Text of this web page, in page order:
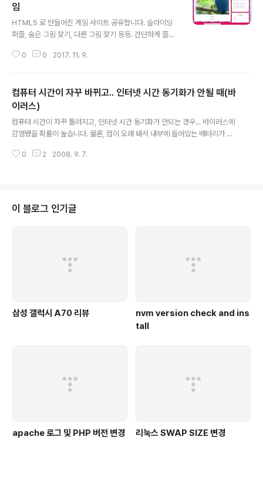
임
HTML5 로 만들어진 게임 사이트 공유합니다. 슬라이딩
퍼즐, 숨은 그림 찾기, 다른 그림 찾기 등등. 간단하게 즐길
로 설치할 필요도 없고, 브라우저에서 바로 실행됩니다. P
나 설치가 전혀 필요없습니다. http://www.funtop.info
0 0 2017. 11. 9.
컴퓨터 시간이 자꾸 바뀌고.. 인터넷 시간 동기화가 안될 때(바
이러스)
컴퓨터 시간이 자꾸 틀려지고, 인터넷 시간 동기화가 안되는 경우... 바이러스에
감염됐을 확률이 높습니다. 물론, 컴이 오래 돼서 내부에 들어있는 배터리가 문
려서 시간이 틀려지는 현상을 잡는 방법을 알려드릴게요~ c:\windows\syste
을 설치하시면 됩니다.
0 2 2008. 9. 7.
이 블로그 인기글
삼성 갤럭시 A70 리뷰
nvm version check and ins
tall
apache 로그 및 PHP 버전 변경 리눅스 SWAP SIZE 변경